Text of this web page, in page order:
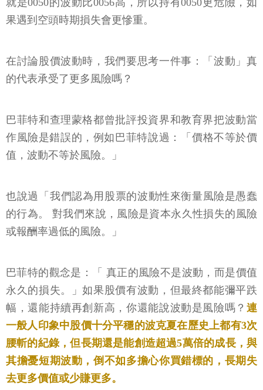
就是0050的波動比0056高，所以持有0050更危險，如
果遇到空頭時期損失會更慘重。
在討論股價波動時，我們要思考一件事：「波動」真
的代表承受了更多風險嗎？
巴菲特和查理蒙格都曾批評投資界和教育界把波動當
作風險是錯誤的，例如巴菲特說過：​「價格不等於價
值，波動不等於風險。」
也說過​「我們認為用股票的波動性來衡量風險是愚蠢
的行為。 對我們來說，風險是資本永久性損失的風險
或報酬率過低的風險。」
巴菲特的觀念是：「 真正的風險不是波動，而是價值
永久的損失。」如果股價有波動，但最終都能彌平跌
幅，還能持續再創新高，你還能說波動是風險嗎？ 連
一般人印象中股價十分平穩的波克夏在歷史上都有3次
腰斬的紀錄，但長期還是能創造超過5萬倍的成長，與
其擔憂短期波動，倒不如多擔心你買錯標的，長期失
去更多價值或少賺更多。